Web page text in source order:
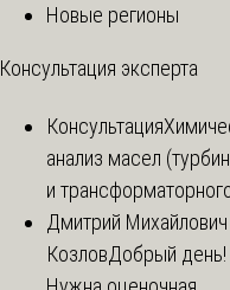
Новые регионы
Консультация эксперта
Консультация
анализ масел
и
Дмитрий Михайлович
КозловДобрый день!